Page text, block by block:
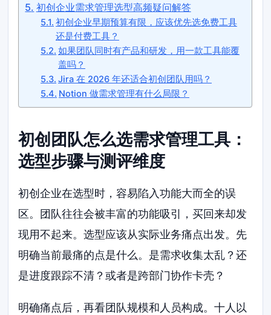
初创企业需求管理选型高频疑问解答
初创企业早期预算有限，应该优先选免费工具
还是付费工具？
如果团队同时有产品和研发，用一款工具能覆
盖吗？
Jira 在 2026 年还适合初创团队用吗？
Notion 做需求管理有什么局限？
初创团队怎么选需求管理工具：
选型步骤与测评维度
初创企业在选型时，容易陷入功能大而全的误
区。团队往往会被丰富的功能吸引，买回来却发
现用不起来。选型应该从实际业务痛点出发。先
明确当前最痛的点是什么。是需求收集太乱？还
是进度跟踪不清？或者是跨部门协作卡壳？
明确痛点后，再看团队规模和人员构成。十人以